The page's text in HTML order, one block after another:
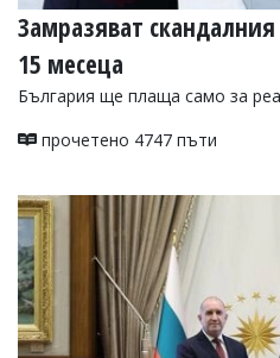
Замразяват
15 месеца
България ще плаща само за
прочетено 4747 пъти